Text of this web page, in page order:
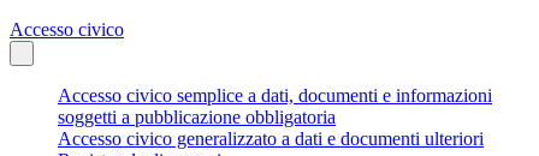
Accesso civico
Accesso civico semplice a dati, documenti e informazioni
soggetti a pubblicazione obbligatoria
Accesso civico generalizzato a dati e documenti ulteriori